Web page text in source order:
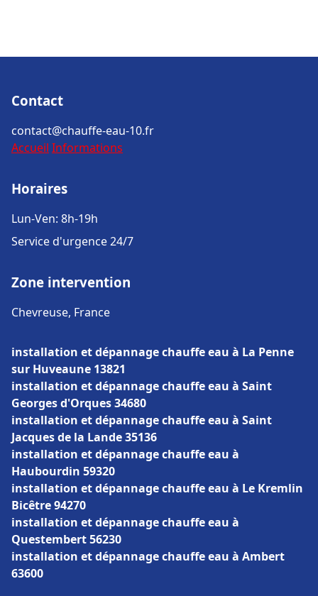
Contact
contact@chauffe-eau-10.fr
Accueil Informations
Horaires
Lun-Ven: 8h-19h
Service d'urgence 24/7
Zone intervention
Chevreuse, France
installation et dépannage chauffe eau à La Penne
sur Huveaune 13821
installation et dépannage chauffe eau à Saint
Georges d'Orques 34680
installation et dépannage chauffe eau à Saint
Jacques de la Lande 35136
installation et dépannage chauffe eau à
Haubourdin 59320
installation et dépannage chauffe eau à Le Kremlin
Bicêtre 94270
installation et dépannage chauffe eau à
Questembert 56230
installation et dépannage chauffe eau à Ambert
63600